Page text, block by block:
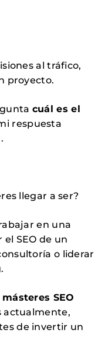
al tráfico,
proyecto.
cuál es el
respuesta
llegar a ser?
en una
SEO de un
o liderar
másteres SEO
actualmente,
de invertir un